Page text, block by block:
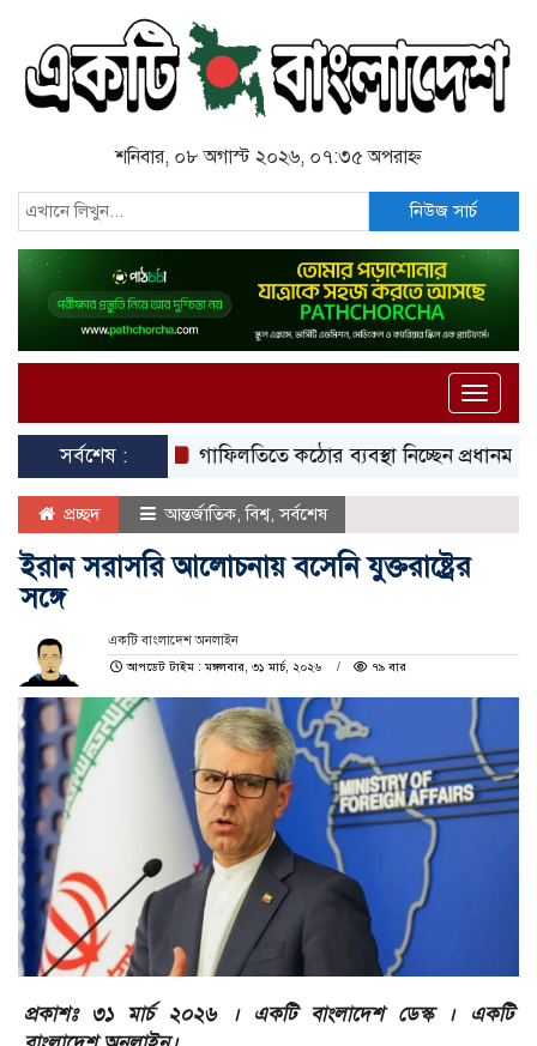
শনিবার, ০৮ অগাস্ট ২০২৬, ০৭:৩৫ অপরাহ্ন
নিউজ সার্চ
Toggle
সর্বশেষ :
গাফিলতিতে কঠোর ব্যবস্থা নিচ্ছেন প্রধানমন্ত্রী: রিজভী
প্রচ্ছদ আন্তর্জাতিক,বিশ্ব,সর্বশেষ
ইরান সরাসরি আলোচনায় বসেনি যুক্তরাষ্ট্রের
সঙ্গে
একটি বাংলাদেশ অনলাইন
আপডেট টাইম : মঙ্গলবার, ৩১ মার্চ, ২০২৬
৭৯ বার
প্রকাশঃ ৩১ মার্চ ২০২৬ । একটি বাংলাদেশ ডেস্ক । একটি